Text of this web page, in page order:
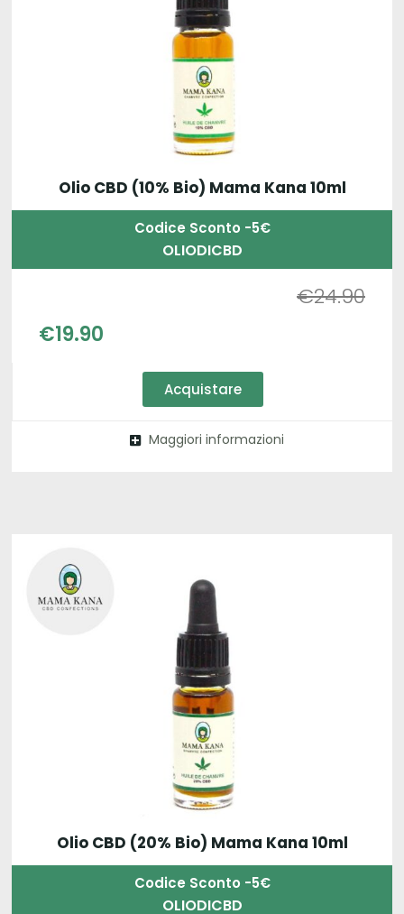
Olio CBD (10% Bio) Mama Kana 10ml
Codice Sconto -5€
OLIODICBD
€24.90
€19.90
Acquistare
Maggiori informazioni
Olio CBD (20% Bio) Mama Kana 10ml
Codice Sconto -5€
OLIODICBD